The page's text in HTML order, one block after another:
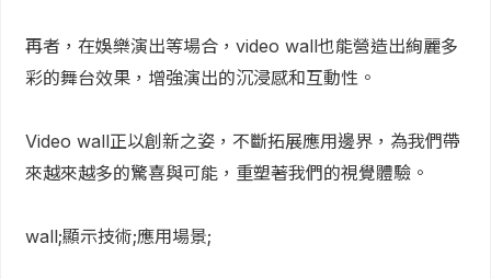
再者，在娛樂演出等場合，video wall也能營造出絢麗多
彩的舞台效果，增強演出的沉浸感和互動性。
Video wall正以創新之姿，不斷拓展應用邊界，為我們帶
來越來越多的驚喜與可能，重塑著我們的視覺體驗。
wall;顯示技術;應用場景;